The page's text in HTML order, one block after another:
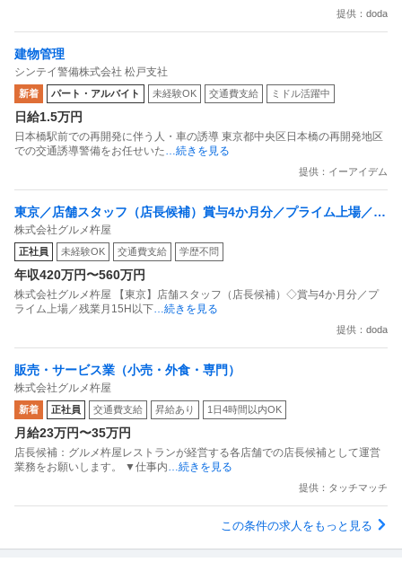
提供：doda
建物管理
シンテイ警備株式会社 松戸支社
新着 パート・アルバイト 未経験OK 交通費支給 ミドル活躍中
日給1.5万円
日本橋駅前での再開発に伴う人・車の誘導 東京都中央区日本橋の再開発地区
での交通誘導警備をお任せいた …続きを見る
提供：イーアイデム
東京／店舗スタッフ（店長候補）賞与4か月分／プライム上場／残
業月15H以下／新店オープン多数
株式会社グルメ杵屋
正社員 未経験OK 交通費支給 学歴不問
年収420万円〜560万円
株式会社グルメ杵屋 【東京】店舗スタッフ（店長候補）◇賞与4か月分／プ
ライム上場／残業月15H以下 …続きを見る
提供：doda
販売・サービス業（小売・外食・専門）
株式会社グルメ杵屋
新着 正社員 交通費支給 昇給あり 1日4時間以内OK
月給23万円〜35万円
店長候補：グルメ杵屋レストランが経営する各店舗での店長候補として運営
業務をお願いします。 ▼仕事内 …続きを見る
提供：タッチマッチ
この条件の求人をもっと見る